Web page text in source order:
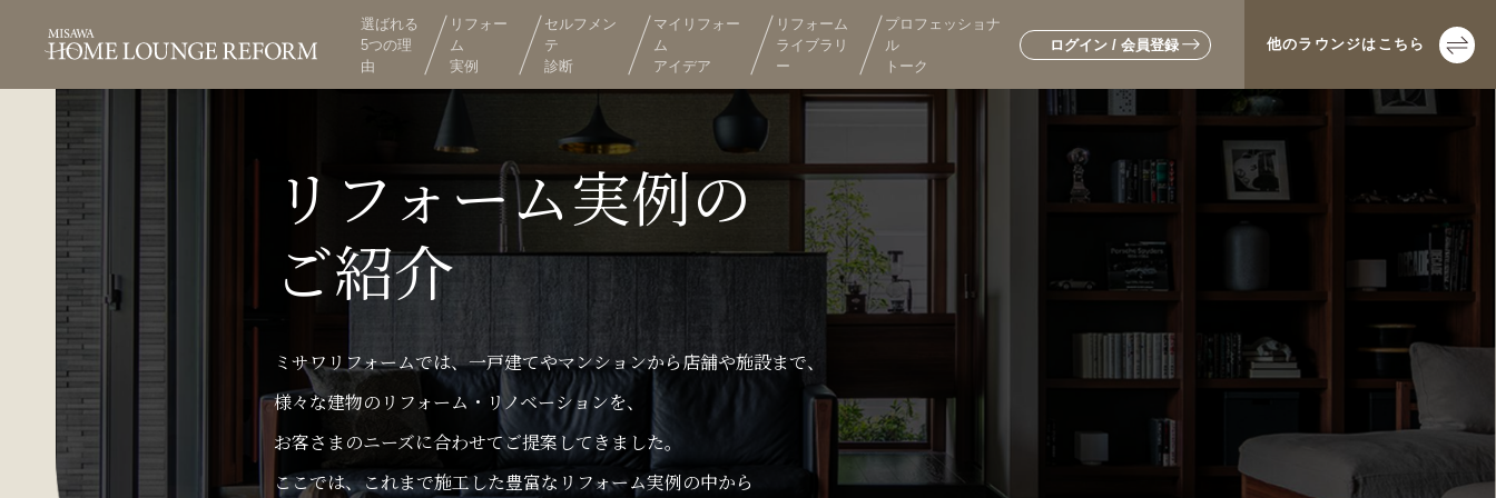
選ばれる
5つの理
由
リフォー
ム
実例
セルフメン
テ
診断
マイリフォー
ム
アイデア
リフォーム
ライブラリ
ー
プロフェッショナ
ル
トーク
ログイン / 会員登録 他のラウンジは こちら
▼新築・戸建てをお考えの方
▼土地活用・賃貸経営をお考えの方
リフォーム実例の
ご紹介
ミサワリフォームでは、一戸建てやマンションから店舗や施設まで、
様々な建物のリフォーム・リノベーションを、
お客さまのニーズに合わせてご提案してきました。
ここでは、これまで施工した豊富なリフォーム実例の中から